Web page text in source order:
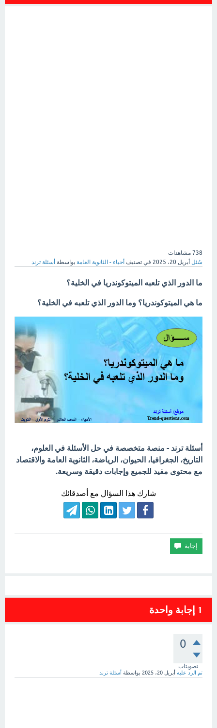
738 مشاهدات
سُئل أبريل 20، 2025 في تصنيف أحياء - الثانوية العامة بواسطة أسئلة ترند
ما الدور الذي تلعبه الميتوكوندريا في الخلية؟
ما هي الميتوكوندريا؟ وما الدور الذي تلعبه في الخلية؟
أسئلة ترند - منصة متخصصة في حل الأسئلة في العلوم،
التاريخ، الجغرافيا، الحيوان، الرياضة، الثانوية العامة والاقتصاد
مع محتوى مفيد للجميع وإجابات دقيقة وسريعة.
شارك هذا السؤال مع أصدقائك
1 إجابة واحدة
0
تصويتات
تم الرد عليه أبريل 20، 2025 بواسطة أسئلة ترند